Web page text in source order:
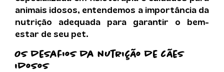
animais idosos, entendemos a importância da
nutrição adequada para garantir o bem-
estar de seu pet.
Os desafios da nutrição de cães
idosos